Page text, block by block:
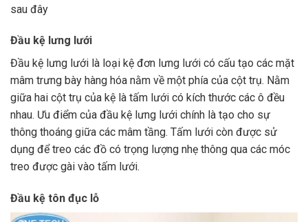
sau đây
Đầu kệ lưng lưới
Đầu kệ lưng lưới là loại kệ đơn lưng lưới có cấu tạo các mặt
mâm trưng bày hàng hóa nằm về một phía của cột trụ. Nằm
giữa hai cột trụ của kệ là tấm lưới có kích thước các ô đều
nhau. Ưu điểm của đầu kệ lưng lưới chính là tạo cho sự
thông thoáng giữa các mâm tầng. Tấm lưới còn được sử
dụng để treo các đồ có trọng lượng nhẹ thông qua các móc
treo được gài vào tấm lưới.
Đầu kệ tôn đục lỗ